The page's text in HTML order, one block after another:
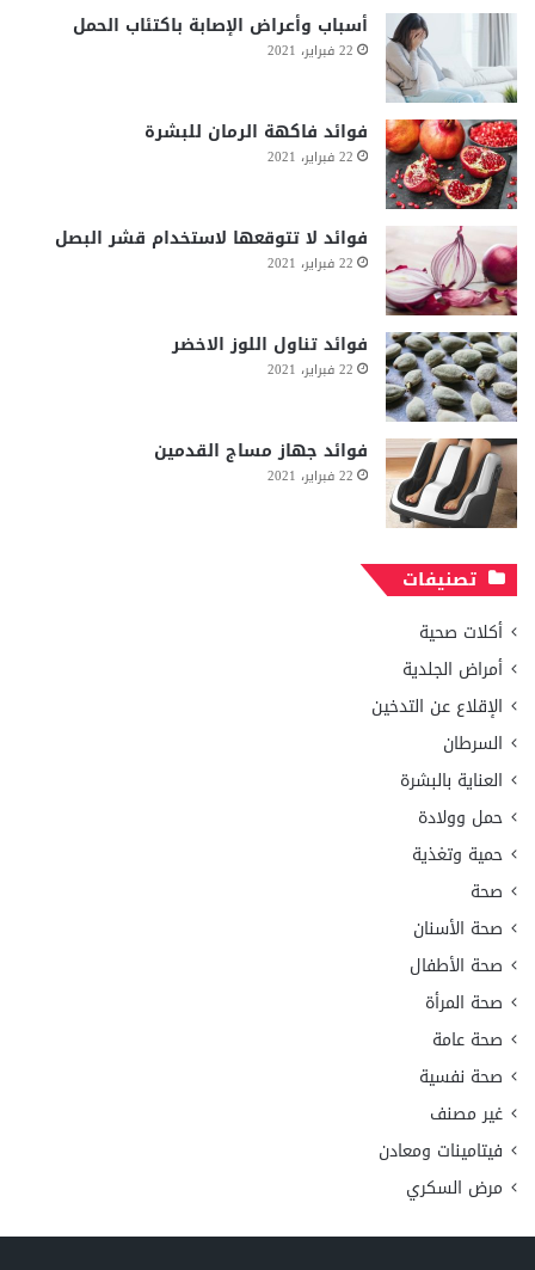
أسباب وأعراض الإصابة باكتئاب الحمل
22 فبراير، 2021
فوائد فاكهة الرمان للبشرة
22 فبراير، 2021
فوائد لا تتوقعها لاستخدام قشر البصل
22 فبراير، 2021
فوائد تناول اللوز الاخضر
22 فبراير، 2021
فوائد جهاز مساج القدمين
22 فبراير، 2021
تصنيفات
أكلات صحية
أمراض الجلدية
الإقلاع عن التدخين
السرطان
العناية بالبشرة
حمل وولادة
حمية وتغذية
صحة
صحة الأسنان
صحة الأطفال
صحة المرأة
صحة عامة
صحة نفسية
غير مصنف
فيتامينات ومعادن
مرض السكري